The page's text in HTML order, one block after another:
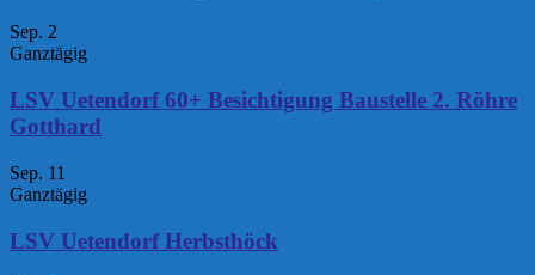
Sep. 2
Ganztägig
LSV Uetendorf 60+ Besichtigung Baustelle 2. Röhre
Gotthard
Sep. 11
Ganztägig
LSV Uetendorf Herbsthöck